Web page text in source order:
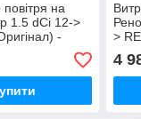
повітря на
1.5 dCi 12->
-
>
4